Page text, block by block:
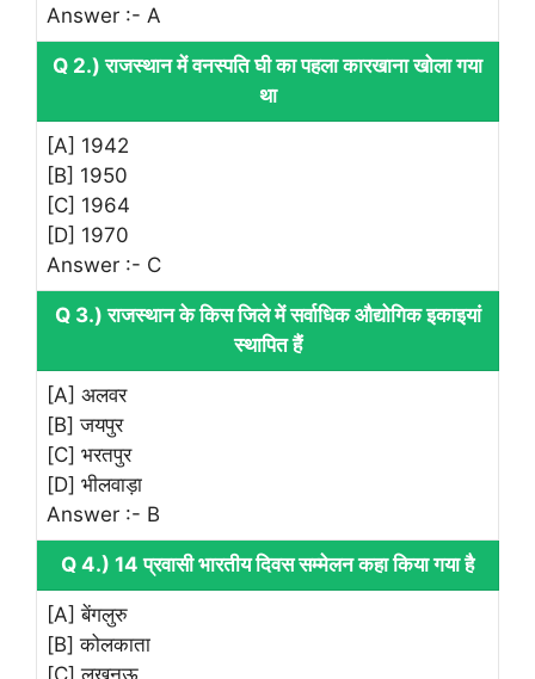
Answer :- A
Q 2.) राजस्थान में वनस्पति घी का पहला कारखाना खोला गया
था
[A] 1942
[B] 1950
[C] 1964
[D] 1970
Answer :- C
Q 3.) राजस्थान के किस जिले में सर्वाधिक औद्योगिक इकाइयां
स्थापित हैं
[A] अलवर
[B] जयपुर
[C] भरतपुर
[D] भीलवाड़ा
Answer :- B
Q 4.) 14 प्रवासी भारतीय दिवस सम्मेलन कहा किया गया है
[A] बेंगलुरु
[B] कोलकाता